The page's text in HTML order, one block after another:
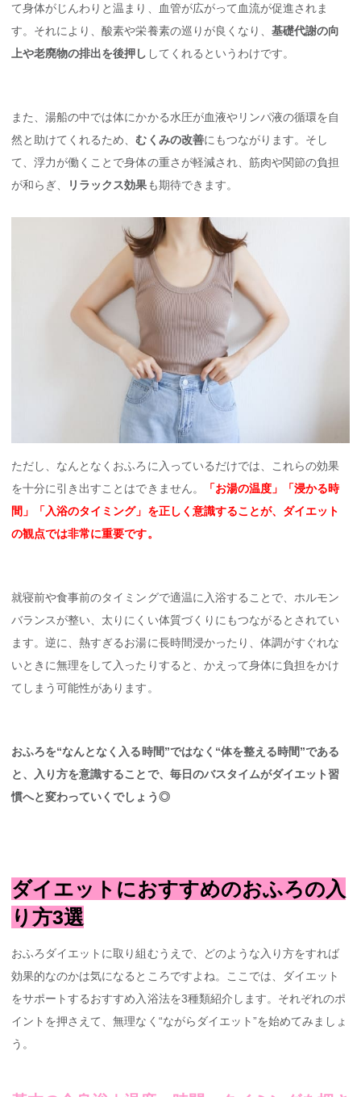
て身体がじんわりと温まり、血管が広がって血流が促進されま
す。それにより、酸素や栄養素の巡りが良くなり、 基礎代謝の向
上や老廃物の排出を後押し してくれるというわけです。
また、湯船の中では体にかかる水圧が血液やリンパ液の循環を自
然と助けてくれるため、むくみの改善にもつながります。そし
て、浮力が働くことで身体の重さが軽減され、筋肉や関節の負担
が和らぎ、
リラックス効果も期待できます。
ただし、なんとなくおふろに入っているだけでは、これらの効果
を十分に引き出すことはできません。
「お湯の温度」「浸かる時
間」「入浴のタイミング」を正しく意識することが、ダイエット
の観点では非常に重要です。
就寝前や食事前のタイミングで適温に入浴することで、ホルモン
バランスが整い、太りにくい体質づくりにもつながるとされてい
ます。逆に、熱すぎるお湯に長時間浸かったり、体調がすぐれな
いときに無理をして入ったりすると、かえって身体に負担をかけ
てしまう可能性があります。
おふろを“なんとなく入る時間”ではなく“体を整える時間”である
と、入り方を意識することで、毎日のバスタイムがダイエット習
慣へと変わっていくでしょう◎
ダイエットにおすすめのおふろの入
り方3選
おふろダイエットに取り組むうえで、どのような入り方をすれば
効果的なのかは気になるところですよね。ここでは、ダイエット
をサポートするおすすめ入浴法を3種類紹介します。それぞれのポ
イントを押さえて、無理なく“ながらダイエット”を始めてみましょ
う。